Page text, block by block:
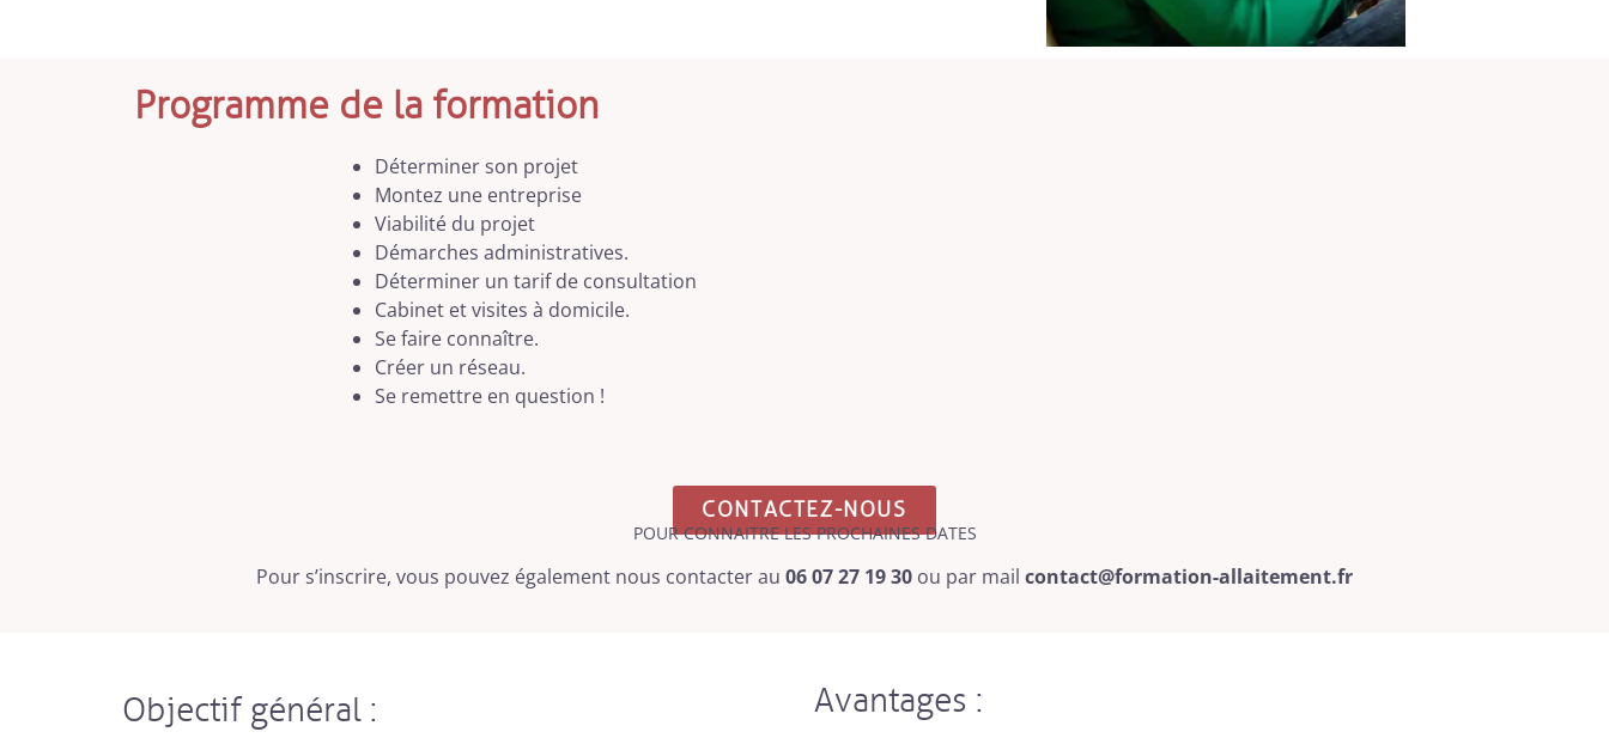
Programme de la formation
Déterminer son projet
Montez une entreprise
Viabilité du projet
Démarches administratives.
Déterminer un tarif de consultation
Cabinet et visites à domicile.
Se faire connaître.
Créer un réseau.
Se remettre en question !
CONTACTEZ-NOUS
POUR CONNAITRE LES PROCHAINES DATES
Pour s’inscrire, vous pouvez également nous contacter au 06 07 27 19 30 ou par mail contact@formation-allaitement.fr
Objectif général : Avantages :